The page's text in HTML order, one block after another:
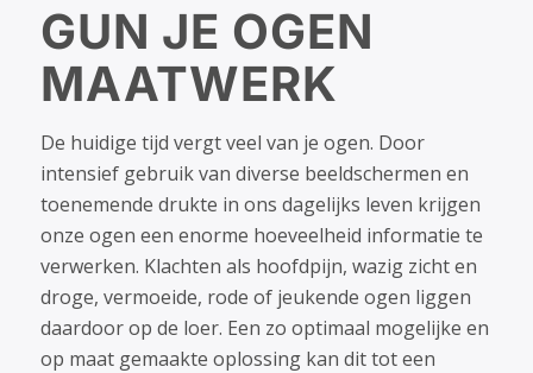
GUN JE OGEN
MAATWERK
De huidige tijd vergt veel van je ogen. Door
intensief gebruik van diverse beeldschermen en
toenemende drukte in ons dagelijks leven krijgen
onze ogen een enorme hoeveelheid informatie te
verwerken. Klachten als hoofdpijn, wazig zicht en
droge, vermoeide, rode of jeukende ogen liggen
daardoor op de loer. Een zo optimaal mogelijke en
op maat gemaakte oplossing kan dit tot een